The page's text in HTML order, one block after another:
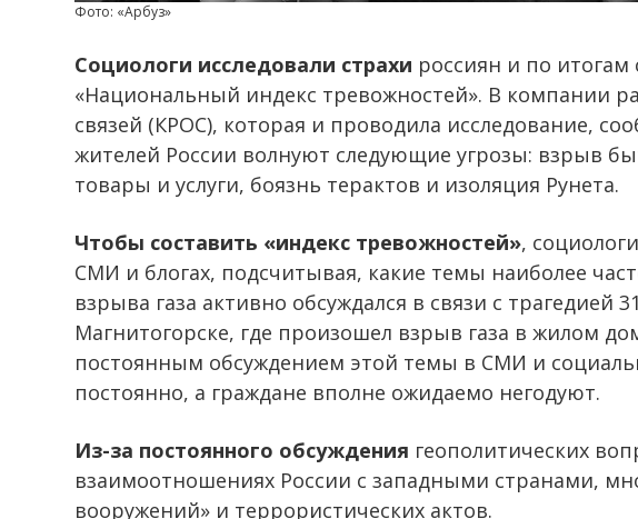
Фото: «Арбуз»
Социологи исследовали страхи россиян и по
«Национальный индекс тревожностей». В компании
связей (КРОС), которая и проводила исследование,
жителей России волнуют следующие угрозы: взрыв
товары и услуги, боязнь терактов и изоляция Рунета.
Чтобы составить «индекс тревожностей»,
СМИ и блогах, подсчитывая, какие темы наиболее
взрыва газа активно обсуждался в связи с трагедией
Магнитогорске, где произошел взрыв газа в жилом
постоянным обсуждением этой темы в СМИ и
постоянно, а граждане вполне ожидаемо негодуют.
Из-за постоянного обсуждения геополитических
взаимоотношениях России с западными странами,
вооружений» и террористических актов.